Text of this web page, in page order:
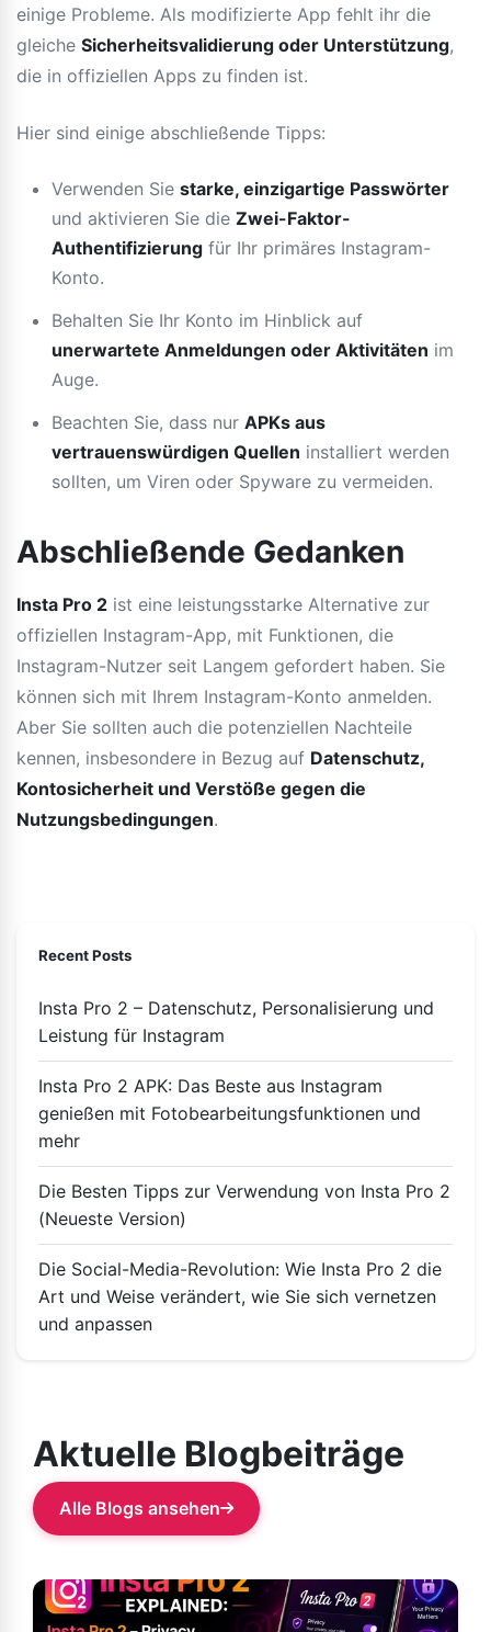
einige Probleme. Als modifizierte App fehlt ihr die
gleiche Sicherheitsvalidierung oder Unterstützung,
die in offiziellen Apps zu finden ist.
Hier sind einige abschließende Tipps:
Verwenden Sie starke, einzigartige Passwörter
und aktivieren Sie die Zwei-Faktor-
Authentifizierung für Ihr primäres Instagram-
Konto.
Behalten Sie Ihr Konto im Hinblick auf
unerwartete Anmeldungen oder Aktivitäten im
Auge.
Beachten Sie, dass nur APKs aus
vertrauenswürdigen Quellen installiert werden
sollten, um Viren oder Spyware zu vermeiden.
Abschließende Gedanken
Insta Pro 2 ist eine leistungsstarke Alternative zur
offiziellen Instagram-App, mit Funktionen, die
Instagram-Nutzer seit Langem gefordert haben. Sie
können sich mit Ihrem Instagram-Konto anmelden.
Aber Sie sollten auch die potenziellen Nachteile
kennen, insbesondere in Bezug auf Datenschutz,
Kontosicherheit und Verstöße gegen die
Nutzungsbedingungen.
Recent Posts
Insta Pro 2 – Datenschutz, Personalisierung und
Leistung für Instagram
Insta Pro 2 APK: Das Beste aus Instagram
genießen mit Fotobearbeitungsfunktionen und
mehr
Die Besten Tipps zur Verwendung von Insta Pro 2
(Neueste Version)
Die Social-Media-Revolution: Wie Insta Pro 2 die
Art und Weise verändert, wie Sie sich vernetzen
und anpassen
Aktuelle Blogbeiträge
Alle Blogs ansehen